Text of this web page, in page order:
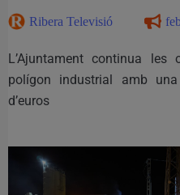
Ribera Televisió
L’Ajuntament continua les
polígon industrial amb
d’euros